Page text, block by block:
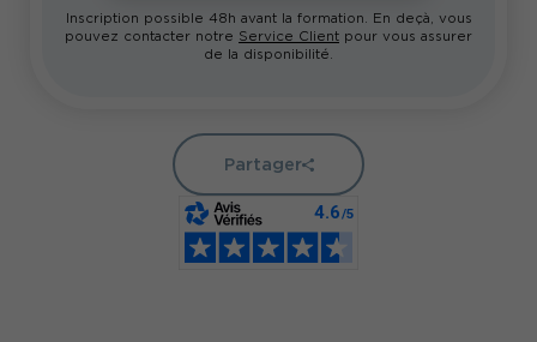
Inscription possible 48h avant la formation. En deçà, vous
pouvez contacter notre Service Client pour vous assurer
de la disponibilité.
Partager